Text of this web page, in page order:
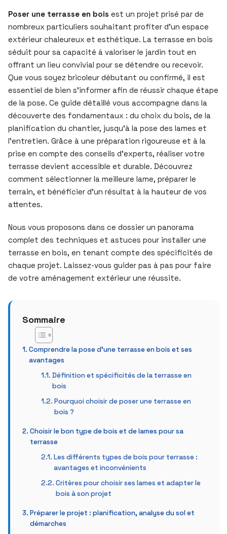
Poser une terrasse en bois est un projet prisé par de
nombreux particuliers souhaitant profiter d’un espace
extérieur chaleureux et esthétique. La terrasse en bois
séduit pour sa capacité à valoriser le jardin tout en
offrant un lieu convivial pour se détendre ou recevoir.
Que vous soyez bricoleur débutant ou confirmé, il est
essentiel de bien s’informer afin de réussir chaque étape
de la pose. Ce guide détaillé vous accompagne dans la
découverte des fondamentaux : du choix du bois, de la
planification du chantier, jusqu’à la pose des lames et
l’entretien. Grâce à une préparation rigoureuse et à la
prise en compte des conseils d’experts, réaliser votre
terrasse devient accessible et durable. Découvrez
comment sélectionner la meilleure lame, préparer le
terrain, et bénéficier d’un résultat à la hauteur de vos
attentes.
Nous vous proposons dans ce dossier un panorama
complet des techniques et astuces pour installer une
terrasse en bois, en tenant compte des spécificités de
chaque projet. Laissez-vous guider pas à pas pour faire
de votre aménagement extérieur une réussite.
Sommaire
Comprendre la pose d’une terrasse en bois et ses
avantages
Définition et spécificités de la terrasse en
bois
Pourquoi choisir de poser une terrasse en
bois ?
Choisir le bon type de bois et de lames pour sa
terrasse
Les différents types de bois pour terrasse :
avantages et inconvénients
Critères pour choisir ses lames et adapter le
bois à son projet
Préparer le projet : planification, analyse du sol et
démarches